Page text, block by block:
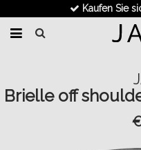
Kaufen Sie
Brielle off